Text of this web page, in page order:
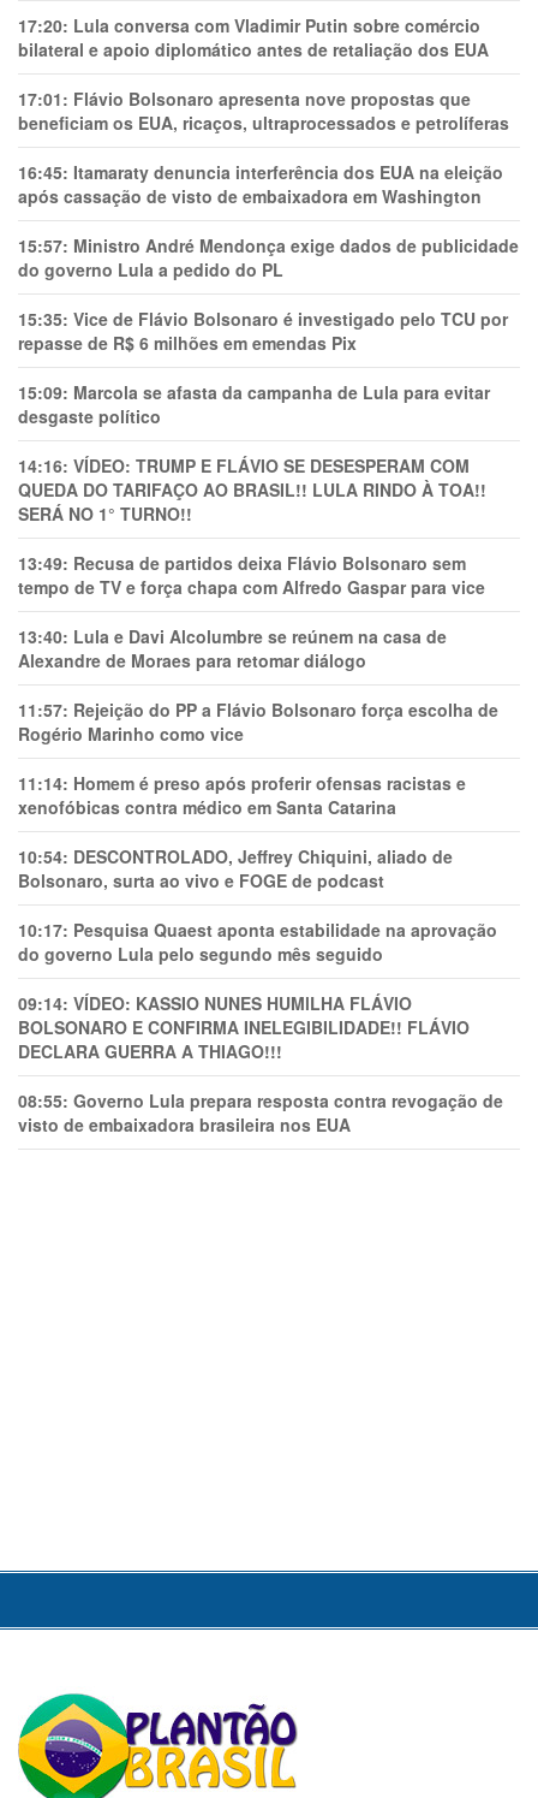
17:20: Lula conversa com Vladimir Putin sobre comércio
bilateral e apoio diplomático antes de retaliação dos EUA
17:01: Flávio Bolsonaro apresenta nove propostas que
beneficiam os EUA, ricaços, ultraprocessados e petrolíferas
16:45: Itamaraty denuncia interferência dos EUA na eleição
após cassação de visto de embaixadora em Washington
15:57: Ministro André Mendonça exige dados de publicidade
do governo Lula a pedido do PL
15:35: Vice de Flávio Bolsonaro é investigado pelo TCU por
repasse de R$ 6 milhões em emendas Pix
15:09: Marcola se afasta da campanha de Lula para evitar
desgaste político
14:16: VÍDEO: TRUMP E FLÁVIO SE DESESPERAM COM
QUEDA DO TARIFAÇO AO BRASIL!! LULA RINDO À TOA!!
SERÁ NO 1° TURNO!!
13:49: Recusa de partidos deixa Flávio Bolsonaro sem
tempo de TV e força chapa com Alfredo Gaspar para vice
13:40: Lula e Davi Alcolumbre se reúnem na casa de
Alexandre de Moraes para retomar diálogo
11:57: Rejeição do PP a Flávio Bolsonaro força escolha de
Rogério Marinho como vice
11:14: Homem é preso após proferir ofensas racistas e
xenofóbicas contra médico em Santa Catarina
10:54: DESCONTROLADO, Jeffrey Chiquini, aliado de
Bolsonaro, surta ao vivo e FOGE de podcast
10:17: Pesquisa Quaest aponta estabilidade na aprovação
do governo Lula pelo segundo mês seguido
09:14: VÍDEO: KASSIO NUNES HUMlLHA FLÁVIO
BOLSONARO E CONFIRMA INELEGIBILIDADE!! FLÁVIO
DECLARA GUERRA A THIAGO!!!
08:55: Governo Lula prepara resposta contra revogação de
visto de embaixadora brasileira nos EUA